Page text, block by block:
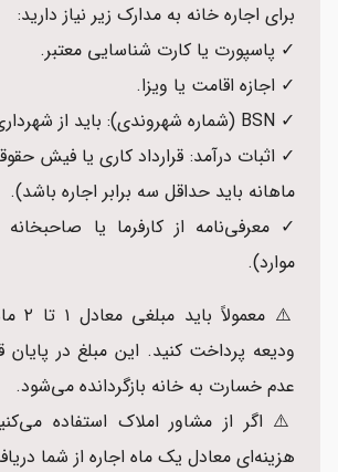
برای اجاره خانه به مدارک زیر نیاز دارید:
✓ پاسپورت یا کارت شناسایی معتبر.
✓ اجازه اقامت یا ویزا.
✓ BSN (شماره شهروندی): باید از شهرداری دریافت کنید.
✓ اثبات درآمد: قرارداد کاری یا فیش
ماهانه باید حداقل سه برابر اجاره باشد).
✓ معرفی‌نامه از کارفرما یا
موارد).
⚠️
ودیعه پرداخت کنید. این مبلغ در پایان
عدم خسارت به خانه بازگردانده می‌شود.
⚠️ اگر از مشاور املاک استفاده
هزینه‌ای معادل یک ماه اجاره از شما